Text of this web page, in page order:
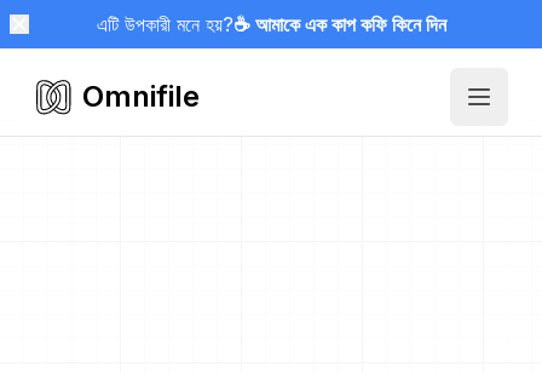
এটি উপকারী মনে হয়?☕ আমাকে এক কাপ কফি কিনে দিন
Omnifile